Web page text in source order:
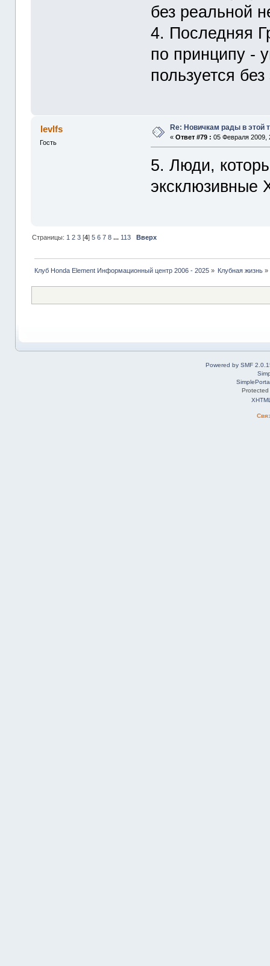
без реальной
4. Последняя
по принципу -
пользуется
levlfs
Гость
Re: Новичкам рады в этой
«Ответ #79 : 05 Февраля 2009,
5. Люди,
эксклюзивные
Страницы: 1 2 3[4] 5 6 7 8 ... 113 Вверх
Клуб Honda Element Информационный центр 2006 - 2025» Клубная жизнь »
Powered by SMF